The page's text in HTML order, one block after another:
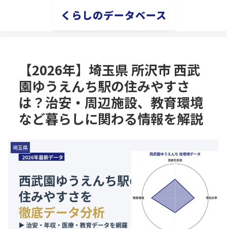
くらしのデータベース
【2026年】埼玉県 所沢市 西武
園ゆうえんち駅の住みやすさ
は？治安・周辺施設、教育環境
など暮らしに関わる情報を解説
埼玉県